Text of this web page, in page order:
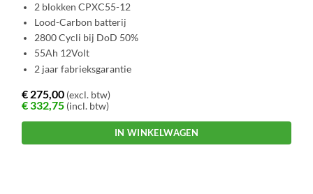
2 blokken CPXC55-12
Lood-Carbon batterij
2800 Cycli bij DoD 50%
55Ah 12Volt
2 jaar fabrieksgarantie
€ 275,00 (excl. btw)
€332,75 (incl. btw)
IN WINKELWAGEN